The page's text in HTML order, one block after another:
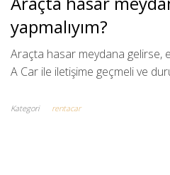
yapmalıyım?
Araçta hasar meydana gelirse,
A Car ile iletişime geçmeli ve
Kategori rentacar